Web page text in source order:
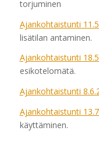
torjuminen
Ajankohtaistunti
lisätilan antaminen.
Ajankohtaistunti
esikotelomätä.
Ajankohtaistunti
Ajankohtaistunti
käyttäminen.